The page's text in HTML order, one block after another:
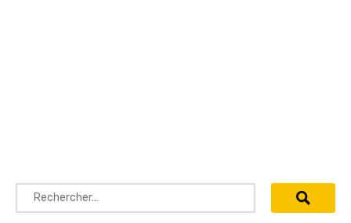
Rechercher :